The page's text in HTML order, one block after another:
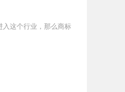
这个行业，那么商标